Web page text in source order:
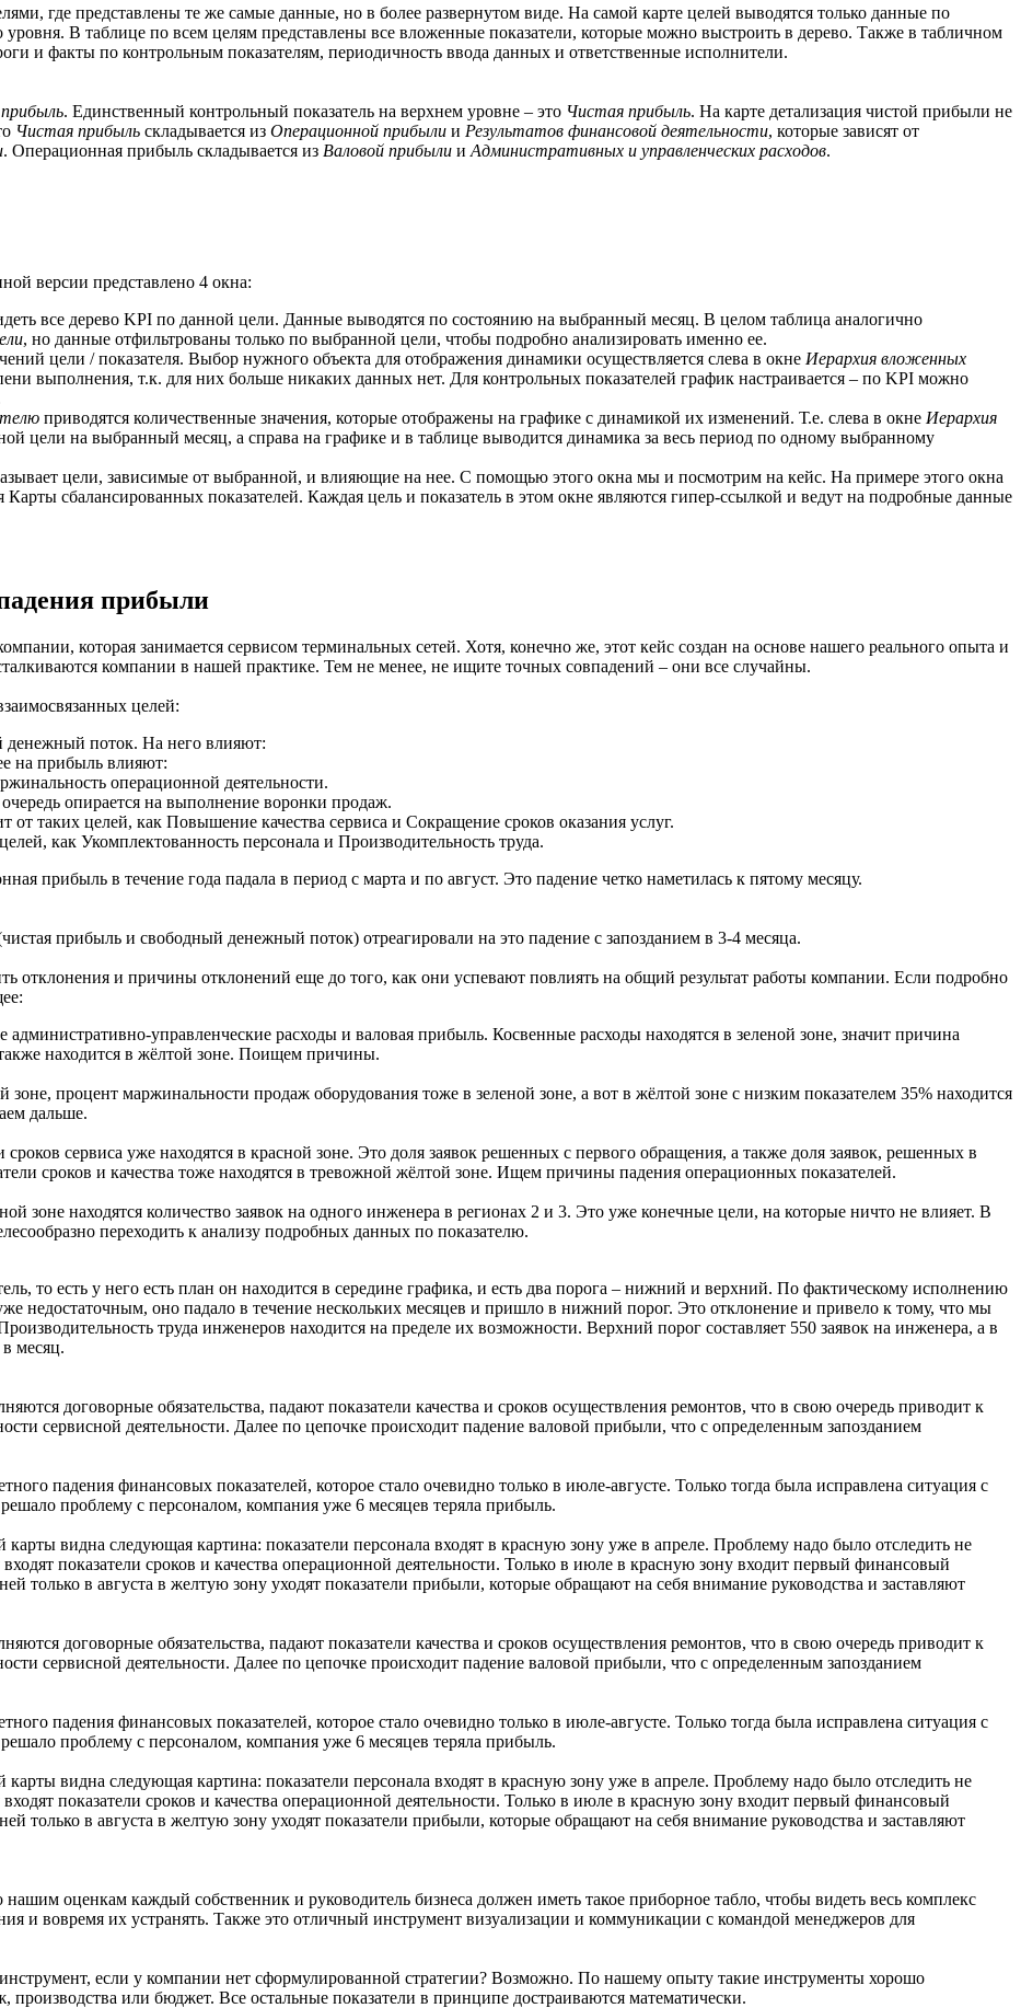
где представлены те же самые данные, но в более развернутом виде. На самой карте целей выводятся только данные по
В таблице по всем целям представлены все вложенные показатели, которые можно выстроить в дерево. Также в табличном
и факты по контрольным показателям, периодичность ввода данных и ответственные исполнители.
. Единственный контрольный показатель на верхнем уровне – это Чистая прибыль. На карте детализация чистой прибыли не
Чистая прибыль складывается из Операционной прибыли и Результатов финансовой деятельности, которые зависят от
. Операционная прибыль складывается из Валовой прибыли и Административных и управленческих расходов.
версии представлено 4 окна:
все дерево KPI по данной цели. Данные выводятся по состоянию на выбранный месяц. В целом таблица аналогично
, но данные отфильтрованы только по выбранной цели, чтобы подробно анализировать именно ее.
цели / показателя. Выбор нужного объекта для отображения динамики осуществляется слева в окне Иерархия вложенных
выполнения, т.к. для них больше никаких данных нет. Для контрольных показателей график настраивается – по KPI можно
приводятся количественные значения, которые отображены на графике с динамикой их изменений. Т.е. слева в окне Иерархия
цели на выбранный месяц, а справа на графике и в таблице выводится динамика за весь период по одному выбранному
цели, зависимые от выбранной, и влияющие на нее. С помощью этого окна мы и посмотрим на кейс. На примере этого окна
сбалансированных показателей. Каждая цель и показатель в этом окне являются гипер-ссылкой и ведут на подробные данные
прибыли
которая занимается сервисом терминальных сетей. Хотя, конечно же, этот кейс создан на основе нашего реального опыта и
компании в нашей практике. Тем не менее, не ищите точных совпадений – они все случайны.
целей:
денежный поток. На него влияют:
на прибыль влияют:
операционной деятельности.
опирается на выполнение воронки продаж.
от таких целей, как Повышение качества сервиса и Сокращение сроков оказания услуг.
как Укомплектованность персонала и Производительность труда.
прибыль в течение года падала в период с марта и по август. Это падение четко наметилась к пятому месяцу.
прибыль и свободный денежный поток) отреагировали на это падение с запозданием в 3-4 месяца.
отклонения и причины отклонений еще до того, как они успевают повлиять на общий результат работы компании. Если подробно
управленческие расходы и валовая прибыль. Косвенные расходы находятся в зеленой зоне, значит причина
находится в жёлтой зоне. Поищем причины.
процент маржинальности продаж оборудования тоже в зеленой зоне, а вот в жёлтой зоне с низким показателем 35% находится
дальше.
сервиса уже находятся в красной зоне. Это доля заявок решенных с первого обращения, а также доля заявок, решенных в
сроков и качества тоже находятся в тревожной жёлтой зоне. Ищем причины падения операционных показателей.
зоне находятся количество заявок на одного инженера в регионах 2 и 3. Это уже конечные цели, на которые ничто не влияет. В
переходить к анализу подробных данных по показателю.
то есть у него есть план он находится в середине графика, и есть два порога – нижний и верхний. По фактическому исполнению
недостаточным, оно падало в течение нескольких месяцев и пришло в нижний порог. Это отклонение и привело к тому, что мы
труда инженеров находится на пределе их возможности. Верхний порог составляет 550 заявок на инженера, а в
месяц.
договорные обязательства, падают показатели качества и сроков осуществления ремонтов, что в свою очередь приводит к
сервисной деятельности. Далее по цепочке происходит падение валовой прибыли, что с определенным запозданием
падения финансовых показателей, которое стало очевидно только в июле-августе. Только тогда была исправлена ситуация с
проблему с персоналом, компания уже 6 месяцев теряла прибыль.
видна следующая картина: показатели персонала входят в красную зону уже в апреле. Проблему надо было отследить не
показатели сроков и качества операционной деятельности. Только в июле в красную зону входит первый финансовый
только в августа в желтую зону уходят показатели прибыли, которые обращают на себя внимание руководства и заставляют
договорные обязательства, падают показатели качества и сроков осуществления ремонтов, что в свою очередь приводит к
сервисной деятельности. Далее по цепочке происходит падение валовой прибыли, что с определенным запозданием
падения финансовых показателей, которое стало очевидно только в июле-августе. Только тогда была исправлена ситуация с
проблему с персоналом, компания уже 6 месяцев теряла прибыль.
видна следующая картина: показатели персонала входят в красную зону уже в апреле. Проблему надо было отследить не
показатели сроков и качества операционной деятельности. Только в июле в красную зону входит первый финансовый
только в августа в желтую зону уходят показатели прибыли, которые обращают на себя внимание руководства и заставляют
оценкам каждый собственник и руководитель бизнеса должен иметь такое приборное табло, чтобы видеть весь комплекс
и вовремя их устранять. Также это отличный инструмент визуализации и коммуникации с командой менеджеров для
если у компании нет сформулированной стратегии? Возможно. По нашему опыту такие инструменты хорошо
производства или бюджет. Все остальные показатели в принципе достраиваются математически.